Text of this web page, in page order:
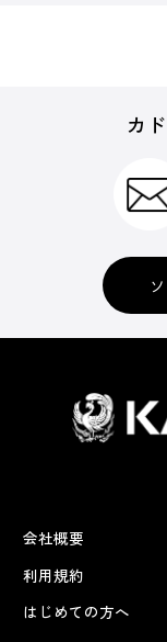
カ
会社概要
利用規約
はじめての方へ